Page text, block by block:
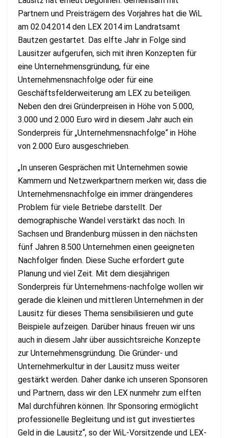
Partnern und Preisträgern des Vorjahres hat die WiL
am 02.04.2014 den LEX 2014 im Landratsamt
Bautzen gestartet. Das elfte Jahr in Folge sind
Lausitzer aufgerufen, sich mit ihren Konzepten für
eine Unternehmensgründung, für eine
Unternehmensnachfolge oder für eine
Geschäftsfelderweiterung am LEX zu beteiligen.
Neben den drei Gründerpreisen in Höhe von 5.000,
3.000 und 2.000 Euro wird in diesem Jahr auch ein
Sonderpreis für „Unternehmensnachfolge“ in Höhe
von 2.000 Euro ausgeschrieben.
„In unseren Gesprächen mit Unternehmen sowie
Kammern und Netzwerkpartnern merken wir, dass die
Unternehmensnachfolge ein immer drängenderes
Problem für viele Betriebe darstellt. Der
demographische Wandel verstärkt das noch. In
Sachsen und Brandenburg müssen in den nächsten
fünf Jahren 8.500 Unternehmen einen geeigneten
Nachfolger finden. Diese Suche erfordert gute
Planung und viel Zeit. Mit dem diesjährigen
Sonderpreis für Unternehmens-nachfolge wollen wir
gerade die kleinen und mittleren Unternehmen in der
Lausitz für dieses Thema sensibilisieren und gute
Beispiele aufzeigen. Darüber hinaus freuen wir uns
auch in diesem Jahr über aussichtsreiche Konzepte
zur Unternehmensgründung. Die Gründer- und
Unternehmerkultur in der Lausitz muss weiter
gestärkt werden. Daher danke ich unseren Sponsoren
und Partnern, dass wir den LEX nunmehr zum elften
Mal durchführen können. Ihr Sponsoring ermöglicht
professionelle Begleitung und ist gut investiertes
Geld in die Lausitz“, so der WiL-Vorsitzende und LEX-